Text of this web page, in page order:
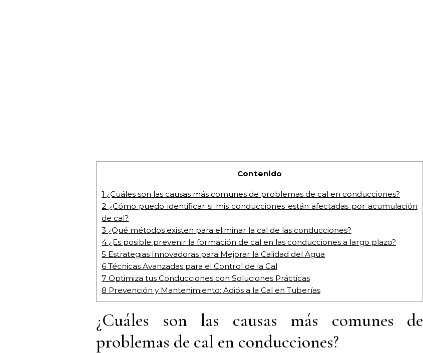
Contenido
1 ¿Cuáles son las causas más comunes de problemas de cal en conducciones?
2 ¿Cómo puedo identificar si mis conducciones están afectadas por acumulación
de cal?
3 ¿Qué métodos existen para eliminar la cal de las conducciones?
4 ¿Es posible prevenir la formación de cal en las conducciones a largo plazo?
5 Estrategias Innovadoras para Mejorar la Calidad del Agua
6 Técnicas Avanzadas para el Control de la Cal
7 Optimiza tus Conducciones con Soluciones Prácticas
8 Prevención y Mantenimiento: Adiós a la Cal en Tuberías
¿Cuáles son las causas más comunes de
problemas de cal en conducciones?